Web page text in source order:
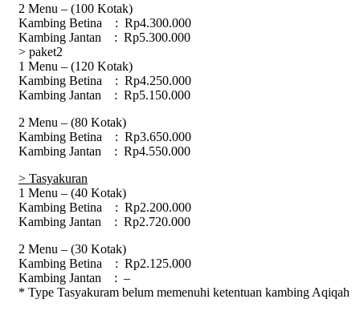
2 Menu – (100 Kotak)
Kambing Betina : Rp4.300.000
Kambing Jantan : Rp5.300.000
> paket2
1 Menu – (120 Kotak)
Kambing Betina : Rp4.250.000
Kambing Jantan : Rp5.150.000
2 Menu – (80 Kotak)
Kambing Betina : Rp3.650.000
Kambing Jantan : Rp4.550.000
> Tasyakuran
1 Menu – (40 Kotak)
Kambing Betina : Rp2.200.000
Kambing Jantan : Rp2.720.000
2 Menu – (30 Kotak)
Kambing Betina : Rp2.125.000
Kambing Jantan : –
* Type Tasyakuram belum memenuhi ketentuan kambing Aqiqah